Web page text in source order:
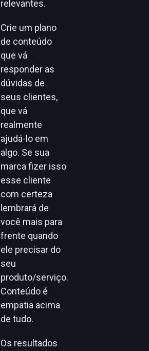
relevantes.
Crie um plano
de conteúdo
que vá
responder as
dúvidas de
seus clientes,
que vá
realmente
ajudá-lo em
algo. Se sua
marca fizer isso
esse cliente
com certeza
lembrará de
você mais para
frente quando
ele precisar do
seu
produto/serviço.
Conteúdo é
empatia acima
de tudo.
Os resultados